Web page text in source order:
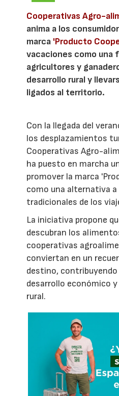
Cooperativas Agro-
anima a los
marca 'Producto
vacaciones como una
agricultores y
desarrollo rural y
ligados al territorio.
Con la llegada del
los desplazamientos
Cooperativas Agro-
ha puesto en marcha
promover la marca
como una alternativa a
tradicionales de los
La iniciativa propone
descubran los
cooperativas
conviertan en un
destino,
desarrollo económico
rural.